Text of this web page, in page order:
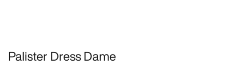
Palister Dress Dame